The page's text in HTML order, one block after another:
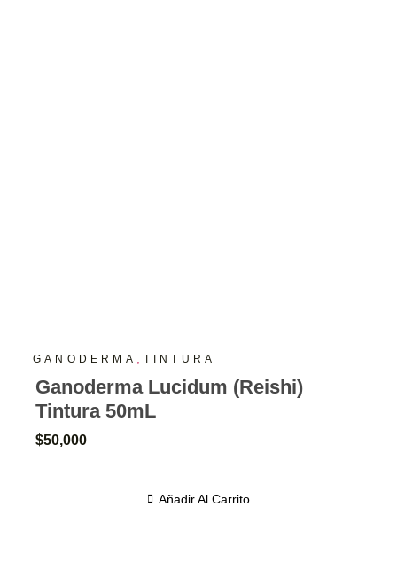
GANODERMA TINTURA
Ganoderma Lucidum (Reishi)
Tintura 50mL
$50,000
Añadir Al Carrito